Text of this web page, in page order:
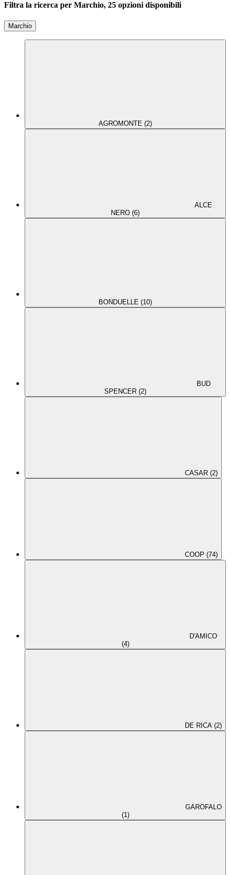
Filtra la ricerca per Marchio, 25 opzioni disponibili
Marchio
AGROMONTE (2)
ALCE
NERO (6)
BONDUELLE (10)
BUD
SPENCER (2)
CASAR (2)
COOP (74)
D'AMICO
(4)
DE RICA (2)
GAROFALO
(1)